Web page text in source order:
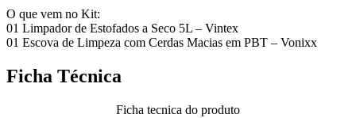
O que vem no Kit:
01 Limpador de Estofados a Seco 5L – Vintex
01 Escova de Limpeza com Cerdas Macias em PBT – Vonixx
Ficha Técnica
Ficha tecnica do produto